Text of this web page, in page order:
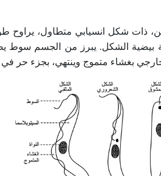
بغشاء متموج وينتهي، بجزء حر في